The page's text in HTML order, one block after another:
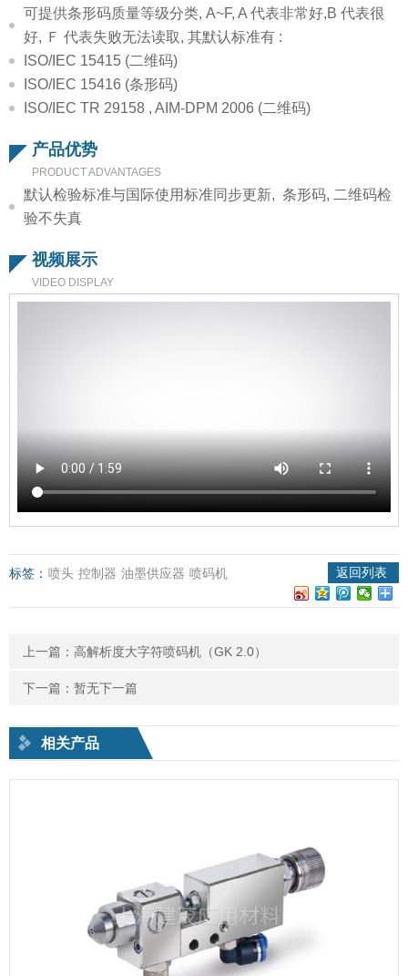
可提供条形码质量等级分类, A~F, A 代表非常好,B 代表很
好, Ｆ 代表失败无法读取, 其默认标准有 :
ISO/IEC 15415 (二维码)
ISO/IEC 15416 (条形码)
ISO/IEC TR 29158 , AIM-DPM 2006 (二维码)
产品优势
PRODUCT ADVANTAGES
默认检验标准与国际使用标准同步更新, 条形码, 二维码检
验不失真
视频展示
VIDEO DISPLAY
标签： 喷头 控制器 油墨供应器 喷码机 返回列表
上一篇： 高解析度大字符喷码机（GK 2.0）
下一篇：暂无下一篇
相关产品